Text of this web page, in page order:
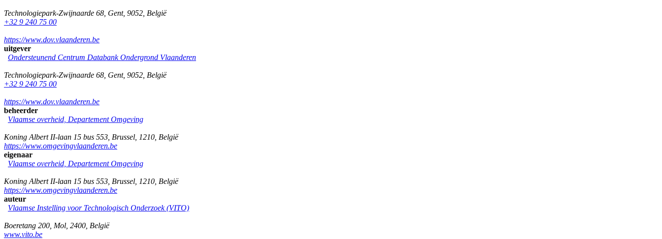
Technologiepark-Zwijnaarde 68 Gent, 9052 België
+32 9 240 75 00
https://www.dov.vlaanderen.be
uitgever
Ondersteunend Centrum Databank Ondergrond Vlaanderen
Technologiepark-Zwijnaarde 68 Gent, 9052 België
+32 9 240 75 00
https://www.dov.vlaanderen.be
beheerder
Vlaamse overheid, Departement Omgeving
Koning Albert II-laan 15 bus 553 Brussel 1210 België
https://www.omgevingvlaanderen.be
eigenaar
Vlaamse overheid, Departement Omgeving
Koning Albert II-laan 15 bus 553 Brussel 1210 België
https://www.omgevingvlaanderen.be
auteur
Vlaamse Instelling voor Technologisch Onderzoek (VITO)
Boeretang 200 Mol 2400 België
www.vito.be